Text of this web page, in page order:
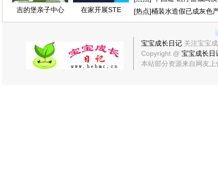
吉的堡亲子中心 在家开展STE
[热点]桶装水造假已成灰色
宝宝成长日记 关注宝宝
Copyright @ 宝宝成长日
本站部分资源来自网友